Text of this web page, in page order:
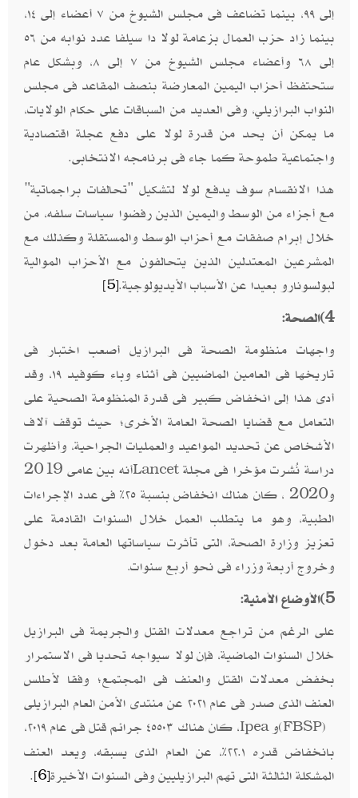
إلى ٩٩، بينما تضاعف فى مجلس الشيوخ من ٧ أعضاء إلى ١٤،
بينما زاد حزب العمال بزعامة لولا دا سيلفا عدد نوابه من ٥٦
إلى ٦٨ وأعضاء مجلس الشيوخ من ٧ إلى ٨، وبشكل عام
ستحتفظ أحزاب اليمين المعارضة بنصف المقاعد فى مجلس
النواب البرازيلي، وفى العديد من السباقات على حكام الولايات،
ما يمكن أن يحد من قدرة لولا على دفع عجلة اقتصادية
واجتماعية طموحة كما جاء فى برنامجه الانتخابى.
هذا الانقسام سوف يدفع لولا لتشكيل "تحالفات براجماتية"
مع أجزاء من الوسط واليمين الذين رفضوا سياسات سلفه، من
خلال إبرام صفقات مع أحزاب الوسط والمستقلة وكذلك مع
المشرعين المعتدلين الذين يتحالفون مع الأحزاب الموالية
لبولسونارو بعيدا عن الأسباب الأيديولوجية.[5]
4) الصحة:
واجهات منظومة الصحة فى البرازيل أصعب اختبار فى
تاريخها فى العامين الماضيين فى أثناء وباء كوفيد ١٩، وقد
أدى هذا إلى انخفاض كبير فى قدرة المنظومة الصحية على
التعامل مع قضايا الصحة العامة الأخرى؛ حيث توقف آلاف
الأشخاص عن تحديد المواعيد والعمليات الجراحية، وأظهرت
دراسة نُشرت مؤخرا فى مجلة Lancet
أنه بين عامى 2019
و2020 ، كان هناك انخفاض بنسبة ٢٥٪ فى عدد الإجراءات
الطبية، وهو ما يتطلب العمل خلال السنوات القادمة على
تعزيز وزارة الصحة، التى تأثرت سياساتها العامة بعد دخول
وخروج أربعة وزراء فى نحو أربع سنوات.
5) الأوضاع الأمنية:
على الرغم من تراجع معدلات القتل والجريمة فى البرازيل
خلال السنوات الماضية، فإن لولا سيواجه تحديا فى الاستمرار
بخفض معدلات القتل والعنف فى المجتمع؛ وفقا لأطلس
العنف الذى صدر فى عام ٢٠٢١ عن منتدى الأمن العام البرازيلى
(FBSP)و Ipea
، كان هناك ٤٥٥٠٣ جرائم قتل فى عام ٢٠١٩،
بانخفاض قدره ٢٢.١٪، عن العام الذى يسبقه، ويعد العنف
المشكلة الثالثة التى تهم البرازيليين وفى السنوات الأخيرة[6]
.